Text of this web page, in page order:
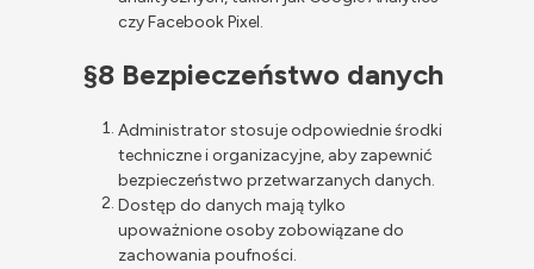
czy Facebook Pixel.
§8 Bezpieczeństwo danych
Administrator stosuje odpowiednie środki
techniczne i organizacyjne, aby zapewnić
bezpieczeństwo przetwarzanych danych.
Dostęp do danych mają tylko
upoważnione osoby zobowiązane do
zachowania poufności.